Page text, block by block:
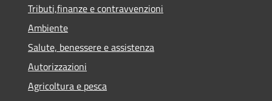
Tributi,finanze e contravvenzioni
Ambiente
Salute, benessere e assistenza
Autorizzazioni
Agricoltura e pesca